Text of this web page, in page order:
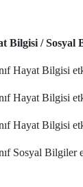
Bilgisi / Sosyal
Hayat Bilgisi
Hayat Bilgisi
Hayat Bilgisi
Sosyal